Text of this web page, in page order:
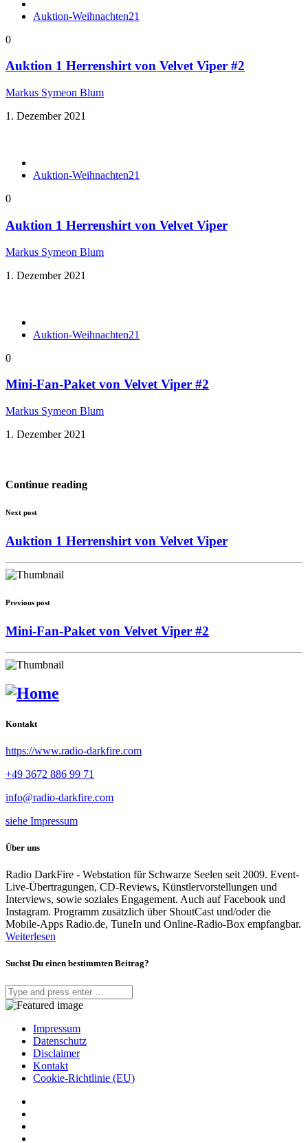
Auktion-Weihnachten21
0
Auktion 1 Herrenshirt von Velvet Viper #2
Markus Symeon Blum
1. Dezember 2021
Auktion-Weihnachten21
0
Auktion 1 Herrenshirt von Velvet Viper
Markus Symeon Blum
1. Dezember 2021
Auktion-Weihnachten21
0
Mini-Fan-Paket von Velvet Viper #2
Markus Symeon Blum
1. Dezember 2021
Continue reading
Next post
Auktion 1 Herrenshirt von Velvet Viper
Previous post
Mini-Fan-Paket von Velvet Viper #2
Kontakt
https://www.radio-darkfire.com
+49 3672 886 99 71
info@radio-darkfire.com
siehe Impressum
Über uns
Radio DarkFire - Webstation für Schwarze Seelen seit 2009. Event-
Live-Übertragungen, CD-Reviews, Künstlervorstellungen und
Interviews, sowie soziales Engagement. Auch auf Facebook und
Instagram. Programm zusätzlich über ShoutCast und/oder die
Mobile-Apps Radio.de, TuneIn und Online-Radio-Box empfangbar.
Weiterlesen
Suchst Du einen bestimmten Beitrag?
Impressum
Datenschutz
Disclaimer
Kontakt
Cookie-Richtlinie (EU)